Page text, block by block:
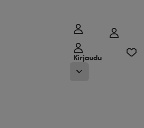
Kirjaudu